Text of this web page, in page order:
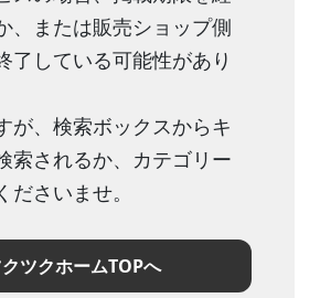
、または販売ショップ側
了している可能性があり
が、検索ボックスからキ
索されるか、カテゴリー
ださいませ。
ツクホームTOPへ